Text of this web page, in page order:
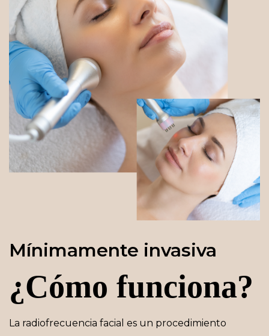
Mínimamente invasiva
¿Cómo funciona?
La radiofrecuencia facial es un procedimiento